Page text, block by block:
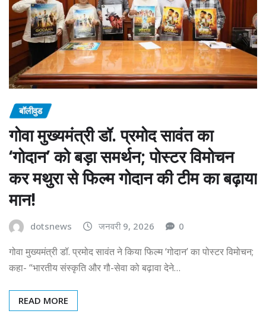
बॉलीवुड
गोवा मुख्यमंत्री डॉ. प्रमोद सावंत का
‘गोदान’ को बड़ा समर्थन; पोस्टर विमोचन
कर मथुरा से फिल्म गोदान की टीम का बढ़ाया
मान!
dotsnews जनवरी 9, 2026 0
गोवा मुख्यमंत्री डॉ. प्रमोद सावंत ने किया फिल्म ‘गोदान’ का पोस्टर विमोचन;
कहा- “भारतीय संस्कृति और गौ-सेवा को बढ़ावा देने…
READ MORE